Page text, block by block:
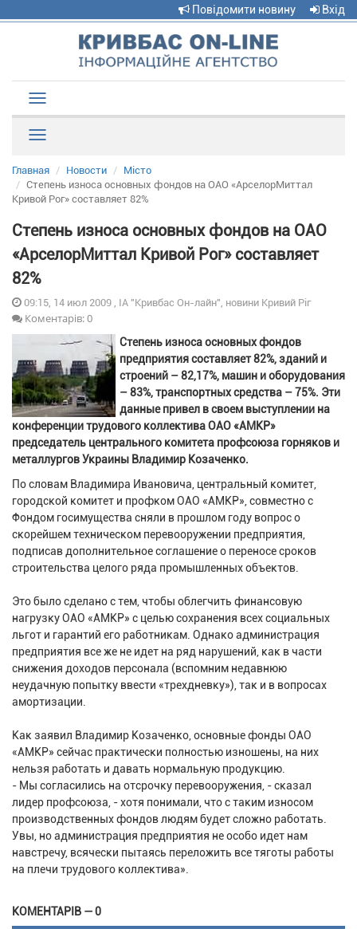
Повідомити новину Вхід
navigation
Главная Новости
Місто
Степень износа основных фондов на ОАО «АрселорМиттал
Кривой Рог» составляет 82%
Степень износа основных фондов на ОАО
«АрселорМиттал Кривой Рог» составляет
82%
09:15, 14 июл 2009 , ІА "Кривбас Он-лайн", новини Кривий Ріг
Коментарів: 0
Степень износа основных фондов
предприятия составляет 82%, зданий и
строений – 82,17%, машин и оборудования
– 83%, транспортных средства – 75%. Эти
данные привел в своем выступлении на
конференции трудового коллектива ОАО «АМКР»
председатель центрального комитета профсоюза горняков и
металлургов Украины Владимир Козаченко.
По словам Владимира Ивановича, центральный комитет,
городской комитет и профком ОАО «АМКР», совместно с
Фондом госимущества сняли в прошлом году вопрос о
скорейшем техническом перевооружении предприятия,
подписав дополнительное соглашение о переносе сроков
строительства целого ряда промышленных объектов.
Это было сделано с тем, чтобы облегчить финансовую
нагрузку ОАО «АМКР» с целью сохранения всех социальных
льгот и гарантий его работникам. Однако администрация
предприятия все же не идет на ряд нарушений, как в части
снижения доходов персонала (вспомним недавнюю
неудачную попытку ввести «трехдневку»), так и в вопросах
амортизации.
Как заявил Владимир Козаченко, основные фонды ОАО
«АМКР» сейчас практически полностью изношены, на них
нельзя работать и давать нормальную продукцию.
- Мы согласились на отсрочку перевооружения, - сказал
лидер профсоюза, - хотя понимали, что с таким износом
производственных фондов людям будет сложно работать.
Увы, но администрация предприятия не особо идет нам
навстречу, всячески пытаясь переложить все тяготы работы
на плечи трудового коллектива».
КОМЕНТАРІВ — 0